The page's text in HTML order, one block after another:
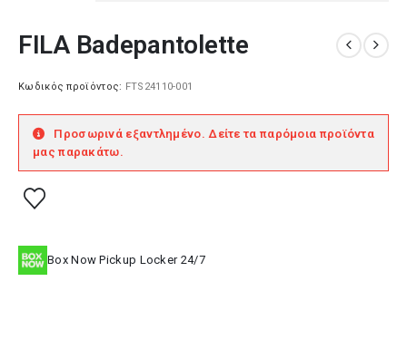
FILA Badepantolette
Κωδικός προϊόντος: FTS24110-001
Προσωρινά εξαντλημένο. Δείτε τα παρόμοια προϊόντα
μας παρακάτω.
Box Now Pickup Locker 24/7